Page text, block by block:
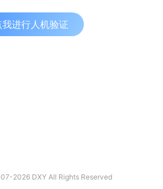
我进行人机验证
2026 DXY All Rights Reserved